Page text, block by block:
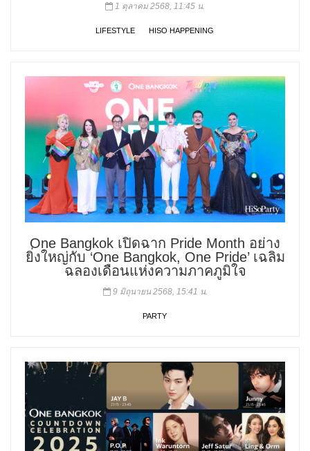
1 ตุลาคม 2568, 11:45 น.
LIFESTYLE HISO HAPPENING
One Bangkok เปิดฉาก Pride Month อย่าง
ยิ่งใหญ่กับ ‘One Bangkok, One Pride’ เฉลิม
ฉลองเดือนแห่งความภาคภูมิใจ
9 มิถุนายน 2568, 15:41 น.
PARTY